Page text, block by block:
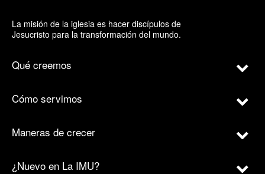
La misión de la iglesia es hacer discípulos de
Jesucristo para la transformación del mundo.
Qué creemos
Cómo servimos
Maneras de crecer
¿Nuevo en La IMU?